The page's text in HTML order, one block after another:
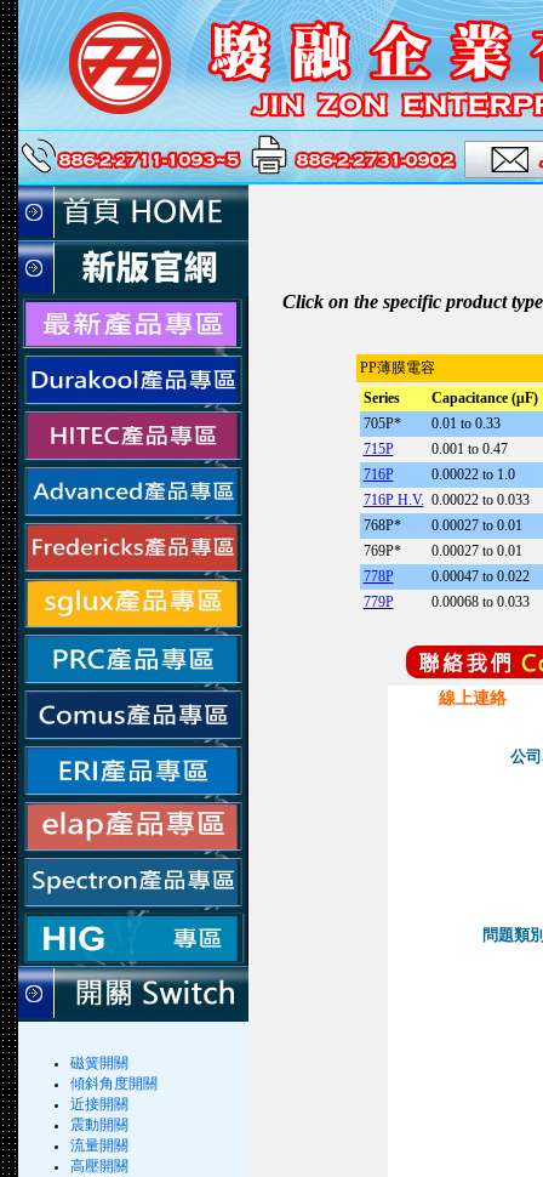
磁簧開關
傾斜角度開關
近接開關
震動開關
流量開關
高壓開關
Click on the specific product
PP薄膜電容
Series
Capacitance (μF)
705P*
0.01 to 0.33
715P
0.001 to 0.47
716P
0.00022 to 1.0
716P H.V. 0.00022 to 0.033
768P*
0.00027 to 0.01
769P*
0.00027 to 0.01
778P
0.00047 to 0.022
779P
0.00068 to 0.033
線上連絡
公
問題類